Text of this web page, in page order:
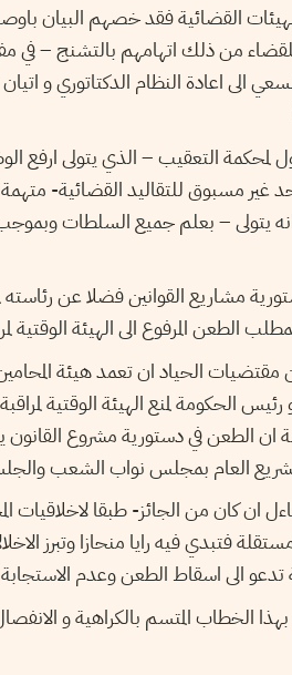
القضائية فقد خصهم البيان
للقضاء من ذلك اتهامهم بالتشنج –
الى اعادة النظام الدكتاتوري و
لمحكمة التعقيب – الذي يتولى ارفع
غير مسبوق للتقاليد القضائية-
يتولى – بعلم جميع السلطات
مشاريع القوانين فضلا عن
الطعن المرفوع الى الهيئة الوقتية
مقتضيات الحياد ان تعمد هيئة
الحكومة لمنع الهيئة الوقتية
ان الطعن في دستورية مشروع
العام بمجلس نواب الشعب
ان كان من الجائز- طبقا لاخلاقيات
فتبدي فيه رايا منحازا وتبرز
الى اسقاط الطعن وعدم
الخطاب المتسم بالكراهية و